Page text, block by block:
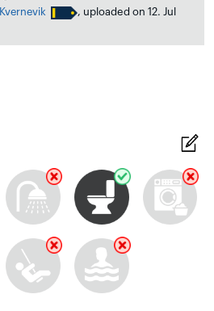
, uploaded on 12. Jul